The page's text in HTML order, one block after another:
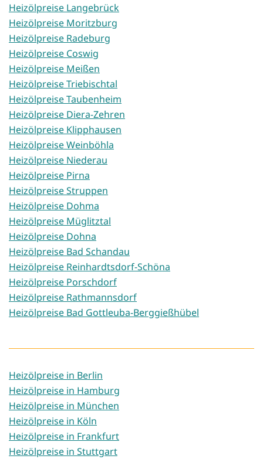
Heizölpreise Langebrück
Heizölpreise Moritzburg
Heizölpreise Radeburg
Heizölpreise Coswig
Heizölpreise Meißen
Heizölpreise Triebischtal
Heizölpreise Taubenheim
Heizölpreise Diera-Zehren
Heizölpreise Klipphausen
Heizölpreise Weinböhla
Heizölpreise Niederau
Heizölpreise Pirna
Heizölpreise Struppen
Heizölpreise Dohma
Heizölpreise Müglitztal
Heizölpreise Dohna
Heizölpreise Bad Schandau
Heizölpreise Reinhardtsdorf-Schöna
Heizölpreise Porschdorf
Heizölpreise Rathmannsdorf
Heizölpreise Bad Gottleuba-Berggießhübel
Heizölpreise in Berlin
Heizölpreise in Hamburg
Heizölpreise in München
Heizölpreise in Köln
Heizölpreise in Frankfurt
Heizölpreise in Stuttgart